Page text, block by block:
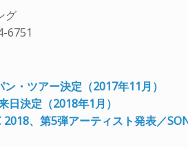
グ
6751
・ツアー決定（2017年11月）
日決定（2018年1月）
2018、第5弾アーティスト発表／